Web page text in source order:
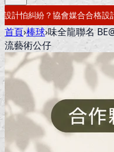
計有保障要開公司？借址登
首頁›棒球›味全龍聯名
流藝術公仔